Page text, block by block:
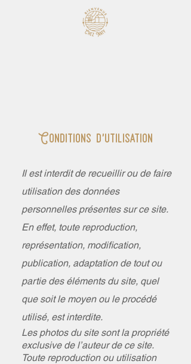
Conditions d'utilisation
Il est interdit de recueillir ou de faire
utilisation des données
personnelles présentes sur ce site.
En effet, toute reproduction,
représentation, modification,
publication, adaptation de tout ou
partie des éléments du site, quel
que soit le moyen ou le procédé
utilisé, est interdite.
Les photos du site sont la propriété
exclusive de l’auteur de ce site.
Toute reproduction ou utilisation